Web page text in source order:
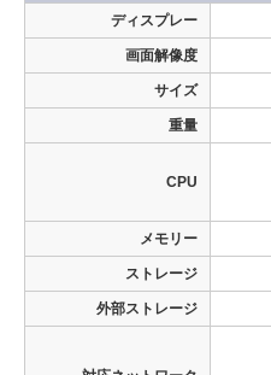
ディスプレー
画面解像度
サイズ
重量
CPU
メモリー
ストレージ
外部ストレージ